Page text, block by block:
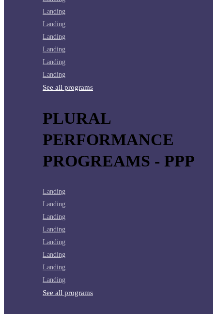
Landing
Landing
Landing
Landing
Landing
Landing
See all programs
PLURAL
PERFORMANCE
PROGREAMS - PPP
Landing
Landing
Landing
Landing
Landing
Landing
Landing
Landing
See all programs